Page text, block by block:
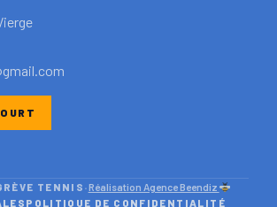
TENNIS ·Réalisation Agence Beendiz
POLITIQUE DE CONFIDENTIALITÉ